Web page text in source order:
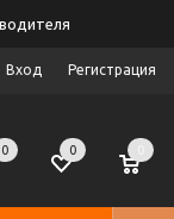
Вход Регистрация
0 0